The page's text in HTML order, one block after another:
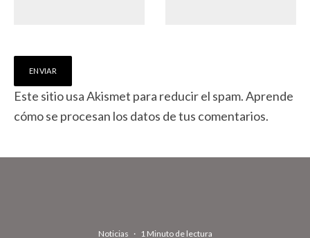
Este sitio usa Akismet para reducir el spam.Aprende
cómo se procesan los datos de tus comentarios.
Noticias · 1 Minuto de lectura